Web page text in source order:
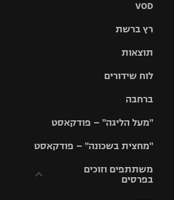
VOD
רץ ברשת
תוצאות
לוח שידורים
ברחבה
"מעל הליגה" – פודקאסט
"מחצית בשכונה" – פודקאסט
משתתפים וזוכים
בפרסים